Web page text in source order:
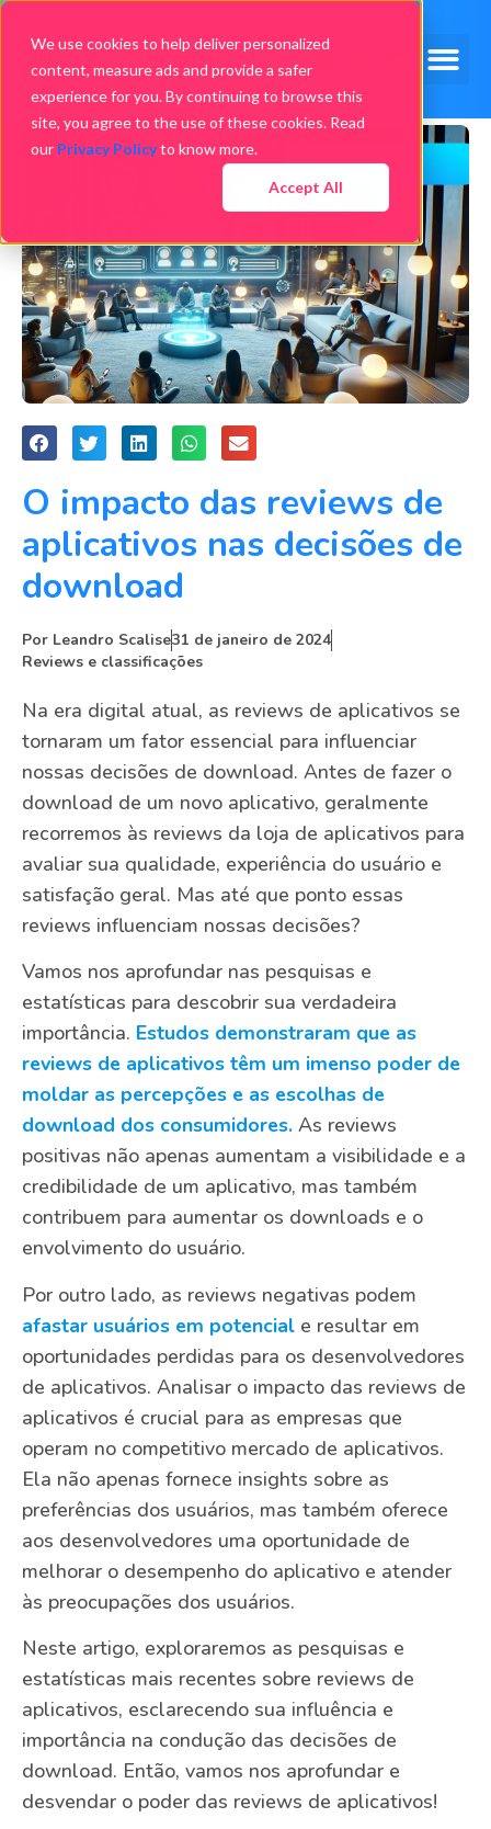
We use cookies to help deliver personalized
content, measure ads and provide a safer
experience for you. By continuing to browse this
site, you agree to the use of these cookies. Read
our Privacy Policyto know more.
Accept All
O impacto das reviews de
aplicativos nas decisões de
download
Por Leandro Scalise31 de janeiro de 2024
Reviews e classificações
Na era digital atual, as reviews de aplicativos se
tornaram um fator essencial para influenciar
nossas decisões de download. Antes de fazer o
download de um novo aplicativo, geralmente
recorremos às reviews da loja de aplicativos para
avaliar sua qualidade, experiência do usuário e
satisfação geral. Mas até que ponto essas
reviews influenciam nossas decisões?
Vamos nos aprofundar nas pesquisas e
estatísticas para descobrir sua verdadeira
importância. Estudos demonstraram que as
reviews de aplicativos têm um imenso poder de
moldar as percepções e as escolhas de
download dos consumidores. As reviews
positivas não apenas aumentam a visibilidade e a
credibilidade de um aplicativo, mas também
contribuem para aumentar os downloads e o
envolvimento do usuário.
Por outro lado, as reviews negativas podem
afastar usuários em potencial e resultar em
oportunidades perdidas para os desenvolvedores
de aplicativos. Analisar o impacto das reviews de
aplicativos é crucial para as empresas que
operam no competitivo mercado de aplicativos.
Ela não apenas fornece insights sobre as
preferências dos usuários, mas também oferece
aos desenvolvedores uma oportunidade de
melhorar o desempenho do aplicativo e atender
às preocupações dos usuários.
Neste artigo, exploraremos as pesquisas e
estatísticas mais recentes sobre reviews de
aplicativos, esclarecendo sua influência e
importância na condução das decisões de
download. Então, vamos nos aprofundar e
desvendar o poder das reviews de aplicativos!